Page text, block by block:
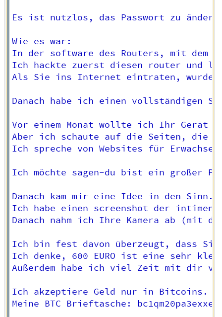
Es ist nutzlos, das Passwort zu
Wie es war:
In der software des Routers, mit dem
Ich hackte zuerst diesen router und
Als Sie ins Internet eintraten, wurde
Danach habe ich einen vollständigen
Vor einem Monat wollte ich Ihr Gerät
Aber ich schaute auf die Seiten, die
Ich spreche von Websites für
Ich möchte sagen-du bist ein großer
Danach kam mir eine Idee in den Sinn.
Ich habe einen screenshot der intimen
Danach nahm ich Ihre Kamera ab (mit
Ich bin fest davon überzeugt, dass
Ich denke, 600 EURO ist eine sehr
Außerdem habe ich viel Zeit mit dir
Ich akzeptiere Geld nur in Bitcoins.
Meine BTC Brieftasche: